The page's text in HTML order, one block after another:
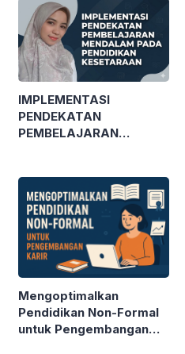
IMPLEMENTASI
PENDEKATAN
PEMBELAJARAN
KESETARAAN
Mengoptimalkan
Pendidikan Non-Formal
untuk Pengembangan